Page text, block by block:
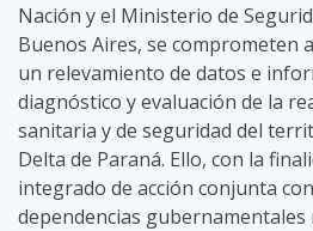
Nación y el Ministerio de
Buenos Aires, se comprometen
un relevamiento de datos e
diagnóstico y evaluación de la
sanitaria y de seguridad del
Delta de Paraná. Ello, con la
integrado de acción conjunta
dependencias gubernamentales